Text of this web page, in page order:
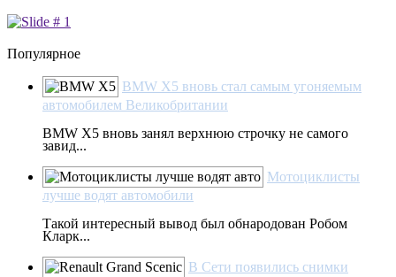
Популярное
BMW X5 вновь стал самым угоняемым
автомобилем Великобритании
BMW X5 вновь занял верхнюю строчку не самого
завид...
Мотоциклисты
лучше водят автомобили
Такой интересный вывод был обнародован Робом
Кларк...
В Сети появились снимки